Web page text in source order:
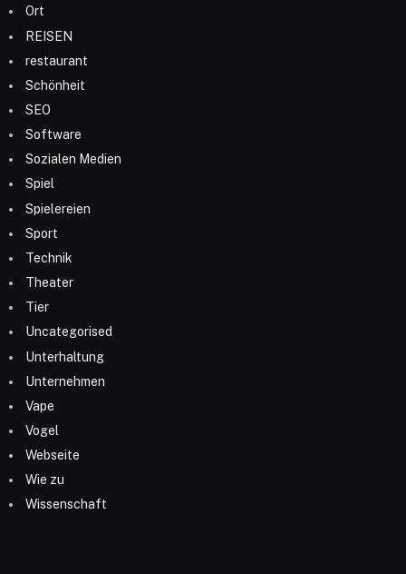
Ort
REISEN
restaurant
Schönheit
SEO
Software
Sozialen Medien
Spiel
Spielereien
Sport
Technik
Theater
Tier
Uncategorised
Unterhaltung
Unternehmen
Vape
Vogel
Webseite
Wie zu
Wissenschaft